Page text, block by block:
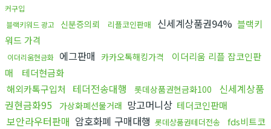
커구입
블랙키워드 광고
신분증의뢰 리플코인판매 신세계상품권94% 블랙키
워드 가격
이더리움현금화 에그판매 카카오톡해킹가격
이더리움 리플 잡코인판
매
테더현금화
해외카톡구입처
테더전송대행 롯데상품권현금화100
신세계상품
권현금화95
가상화폐선물거래 망고머니상 테더코인판매
보안라우터판매 암호화폐 구매대행 롯데상품권테더전송
fds비트코